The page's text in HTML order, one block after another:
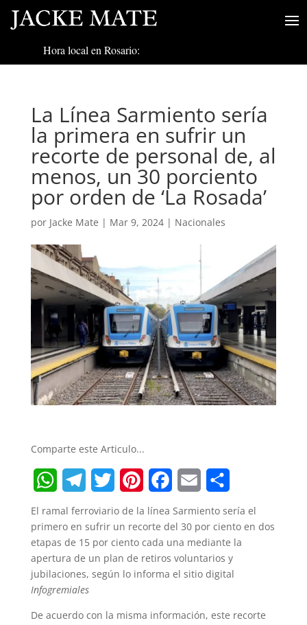
Hora local en Rosario:
La Línea Sarmiento sería
la primera en sufrir un
recorte de personal de, al
menos, un 30 porciento
por orden de ‘La Rosada’
por Jacke Mate | Mar 9, 2024| Nacionales
Comparte este Articulo...
W
h
a
t
s
A
T
e
e
g
r
w
i
t
e
P
i
n
t
r
F
a
c
e
o
m
a
i
h
a
r
El ramal ferroviario de la línea Sarmiento sería el
primero en sufrir un recorte del 30 por ciento en dos
etapas de 15 por ciento cada una mediante la
apertura de un plan de retiros voluntarios y
jubilaciones, según lo informa el sitio digital
Infogremiales
De acuerdo con la misma información, este recorte